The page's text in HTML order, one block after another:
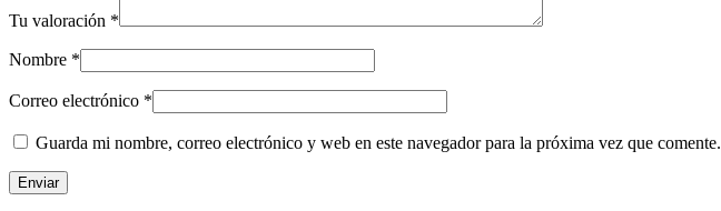
Tu valoración *
Nombre *
Correo electrónico *
Guarda mi nombre, correo electrónico y web en este navegador para la próxima vez que comente.